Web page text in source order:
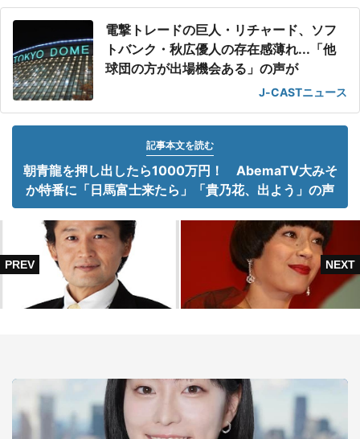
電撃トレードの巨人・リチャード、ソフ
トバンク・秋広優人の存在感薄れ...「他
球団の方が出場機会ある」の声が
J-CASTニュース
記事本文を読む
朝青龍を押し出したら1000万円！ AbemaTV大みそ
か特番に「日馬富士来たら」「貴乃花、出よう」の声